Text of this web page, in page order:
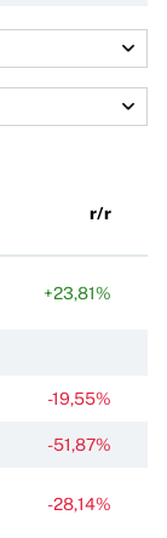
r/r
+23,81%
-19,55%
-51,87%
-28,14%